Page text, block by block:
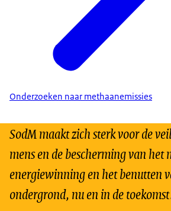
Onderzoeken naar methaanemissies
SodM maakt zich sterk voor de
mens en de bescherming van het
energiewinning en het benutten
ondergrond, nu en in de